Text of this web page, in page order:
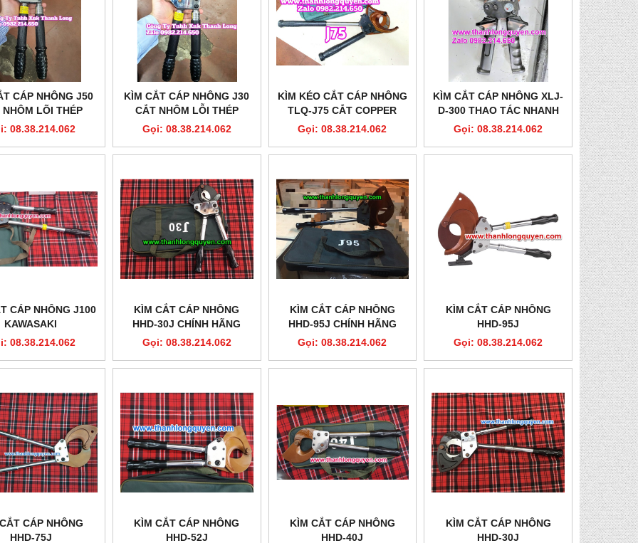
CÁP NHÔNG J50
NHÔM LÕI THÉP
XC TOOLS
08.38.214.062
KÌM CẮT CÁP NHÔNG J30
CẮT NHÔM LỖI THÉP
620MM2 XC TOOLS CAO
Gọi: 08.38.214.062
KÌM KÉO CẮT CÁP NHÔNG
TLQ-J75 CẮT COPPER
ALUMINIUM DIA 75MM
Gọi: 08.38.214.062
KÌM CẮT CÁP NHÔNG XLJ-
D-300 THAO TÁC NHANH
Gọi: 08.38.214.062
CÁP NHÔNG J100
KAWASAKI
08.38.214.062
KÌM CẮT CÁP NHÔNG
HHD-30J CHÍNH HÃNG
Gọi: 08.38.214.062
KÌM CẮT CÁP NHÔNG
HHD-95J CHÍNH HÃNG
Gọi: 08.38.214.062
KÌM CẮT CÁP NHÔNG
HHD-95J
Gọi: 08.38.214.062
CÁP NHÔNG
HHD-75J
KÌM CẮT CÁP NHÔNG
HHD-52J
KÌM CẮT CÁP NHÔNG
HHD-40J
KÌM CẮT CÁP NHÔNG
HHD-30J